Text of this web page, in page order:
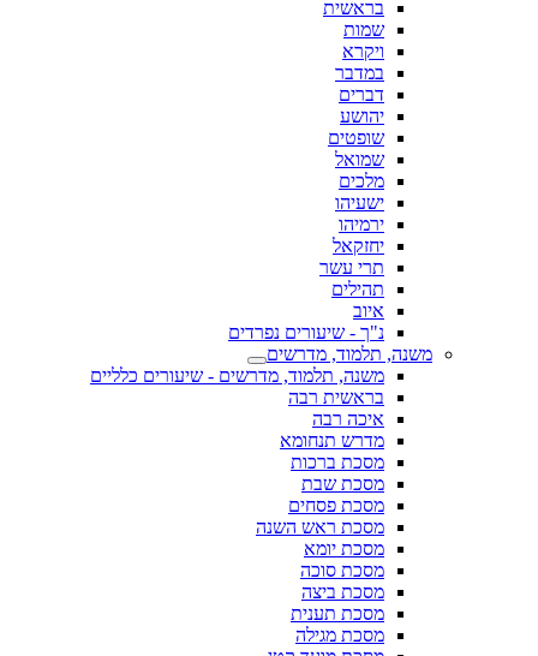
בראשית
שמות
ויקרא
במדבר
דברים
יהושע
שופטים
שמואל
מלכים
ישעיהו
ירמיהו
יחזקאל
תרי עשר
תהילים
איוב
נ"ך - שיעורים נפרדים
משנה, תלמוד, מדרשים
משנה, תלמוד, מדרשים - שיעורים כלליים
בראשית רבה
איכה רבה
מדרש תנחומא
מסכת ברכות
מסכת שבת
מסכת פסחים
מסכת ראש השנה
מסכת יומא
מסכת סוכה
מסכת ביצה
מסכת תענית
מסכת מגילה